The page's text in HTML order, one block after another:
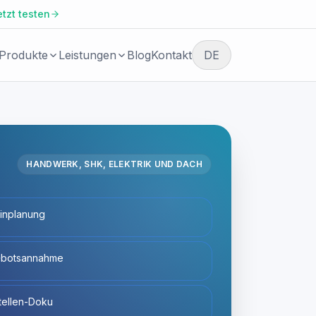
testen
Produkte
Facio Agent
AI Agents für Kundenprozesse und
operative Aufgaben.
Leistungen
Umsetzungspartner
Property
Erstgespräch
vereinbaren
Wir prüfen gemeinsam, welche
wartbar umgesetzt werden kann.
BlogKontakt DE
HANDWERK, SHK, ELEKTRIK UND DACH
Doku